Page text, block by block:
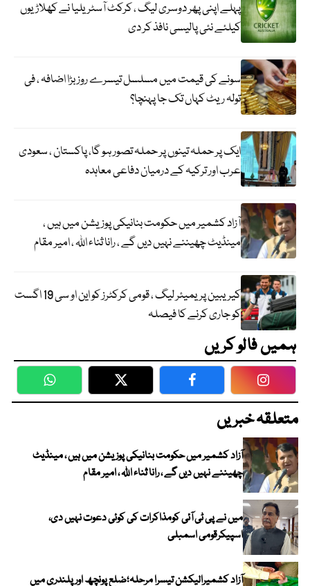
پہلے اپنی پھر دوسری لیگ ، کرکٹ آسٹریلیا نے کھلاڑیوں
کیلئے نئی پالیسی نافذ کر دی
سونے کی قیمت میں مسلسل تیسرے روز بڑا اضافہ ، فی
تولہ ریٹ کہاں تک جا پہنچا؟
ایک پر حملہ تینوں پر حملہ تصور ہو گا، پاکستان ، سعودی
عرب اور ترکیہ کے درمیان دفاعی معاہدہ
آزاد کشمیر میں حکومت بنانیکی پوزیشن میں ہیں ،
مینڈیٹ چھیننے نہیں دیں گے ، رانا ثناء اللہ ، امیر مقام
کیریبین پریمیئر لیگ ، قومی کرکٹرز کو این او سی 19 اگست
کو جاری کرنے کا فیصلہ
ہمیں فالو کریں
WhatsApp Twitter Facebook
متعلقہ خبریں
آزاد کشمیر میں حکومت بنانیکی پوزیشن میں ہیں ، مینڈیٹ
چھیننے نہیں دیں گے ، رانا ثناء اللہ ، امیر مقام
میں نے پی ٹی آئی کومذاکرات کی کوئی دعوت نہیں دی،
اسپیکرقومی اسمبلی
آزاد کشمیرالیکشن تیسرا مرحلہ؛ضلع پونچھ اور پلندری میں